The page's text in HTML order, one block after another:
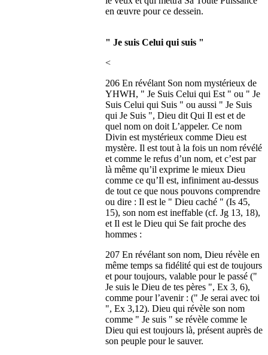
en œuvre pour ce dessein.
" Je suis Celui qui suis "
<
206 En révélant Son nom mystérieux de
YHWH, " Je Suis Celui qui Est " ou " Je
Suis Celui qui Suis " ou aussi " Je Suis
qui Je Suis ", Dieu dit Qui Il est et de
quel nom on doit L’appeler. Ce nom
Divin est mystérieux comme Dieu est
mystère. Il est tout à la fois un nom révélé
et comme le refus d’un nom, et c’est par
là même qu’il exprime le mieux Dieu
comme ce qu’Il est, infiniment au-dessus
de tout ce que nous pouvons comprendre
ou dire : Il est le " Dieu caché " (Is 45,
15), son nom est ineffable (cf. Jg 13, 18),
et Il est le Dieu qui Se fait proche des
hommes :
207 En révélant son nom, Dieu révèle en
même temps sa fidélité qui est de toujours
et pour toujours, valable pour le passé ("
Je suis le Dieu de tes pères ", Ex 3, 6),
comme pour l’avenir : (" Je serai avec toi
", Ex 3,12). Dieu qui révèle son nom
comme " Je suis " se révèle comme le
Dieu qui est toujours là, présent auprès de
son peuple pour le sauver.